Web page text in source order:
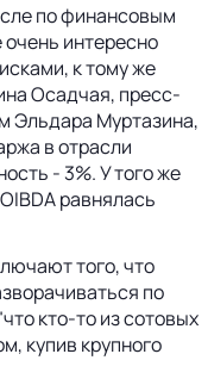
по финансовым
интересно
к тому же
Осадчая, пресс-
Эльдара Муртазина,
в отрасли
- 3%. У того же
равнялась
того, что
по
кто-то из сотовых
купив крупного